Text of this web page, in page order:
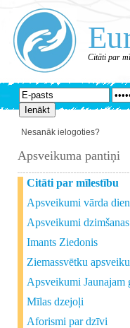
Citāti par
Nesanāk ielogoties?
Apsveikuma pantiņi
Citāti par mīlestību
Apsveikumi vārda
Apsveikumi
Imants Ziedonis
Ziemassvētku
Apsveikumi Jaunajam
Mīlas dzejoļi
Aforismi par dzīvi